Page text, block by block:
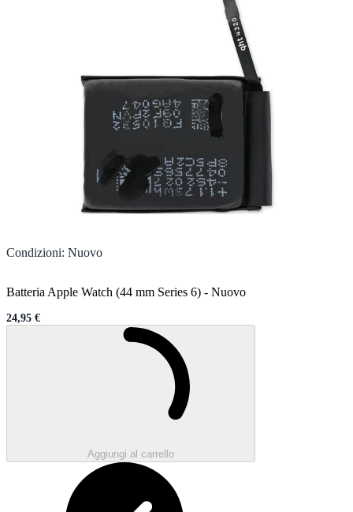
Condizioni: Nuovo
Batteria Apple Watch (44 mm Series 6) - Nuovo
Sale price
24,95 €
Aggiungi al carrello